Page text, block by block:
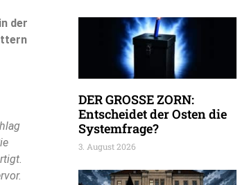
der
DER GROSSE ZORN:
Entscheidet der Osten die
Systemfrage?
3. August 2026